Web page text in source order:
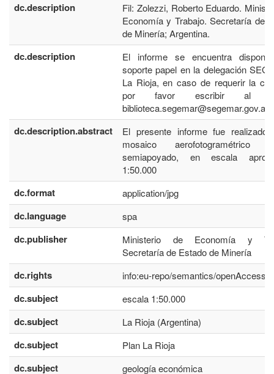
dc.description
Fil: Zolezzi, Roberto Eduardo.
Economía y Trabajo. Secretaría de
de Minería; Argentina.
dc.description
El informe se encuentra
soporte papel en la delegación
La Rioja, en caso de requerir la
por favor escribir al
biblioteca.segemar@segemar.gov.ar
dc.description.abstract
El presente informe fue realizado
mosaico aerofotogramétrico
semiapoyado, en escala
1:50.000
dc.format application/jpg
dc.language spa
dc.publisher
Ministerio de Economía y
Secretaría de Estado de Minería
dc.rights info:eu-repo/semantics/openAccess
dc.subject escala 1:50.000
dc.subject La Rioja (Argentina)
dc.subject Plan La Rioja
dc.subject geología económica